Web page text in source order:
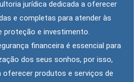
jurídica dedicada a oferecer
e completas para atender às
proteção e investimento.
financeira é essencial para
dos seus sonhos, por isso,
produtos e serviços de